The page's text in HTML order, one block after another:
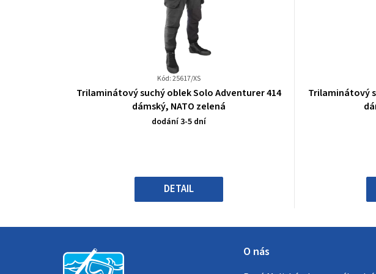
Kód: 25617/XS
Průměrné
hodnocení
produktu
hvězdiček.
Trilaminátový suchý oblek Solo Adventurer 414
dámský, NATO zelená
dodání 3-5 dní
DETAIL
Trilaminátový
O nás